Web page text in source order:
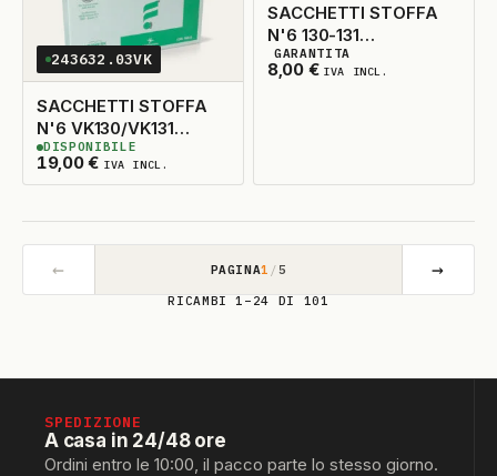
243632.03VK
SACCHETTI STOFFA
N'6 VK130/VK131
ORIGINALE
19,00€ IVA INCL.
3DISPONIBILI
DISPONIBILE
SACCHETTI STOFFA
N'6 130-131
ADATTABILE
8,00 € IVA INCL.
3DISPONIBILI
GARANTITA
← PAGINA1 /5 →
RICAMBI 1–24 DI 101
SPEDIZIONE
A casa in 24/48 ore
Ordini entro le 10:00, il pacco parte lo stesso giorno.